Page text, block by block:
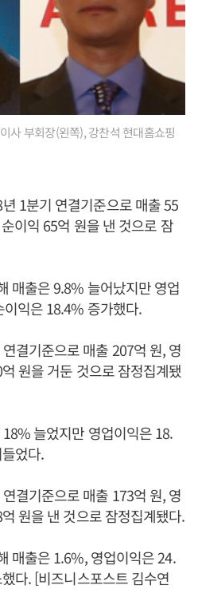
사 부회장(왼쪽), 강찬석 현대홈쇼핑
1분기 연결기준으로 매출 55
이익 65억 원을 낸 것으로 잠
매출은 9.8% 늘어났지만 영업
익은 18.4% 증가했다.
결기준으로 매출 207억 원, 영
원을 거둔 것으로 잠정집계됐
늘었지만 영업이익은 18.
었다.
결기준으로 매출 173억 원, 영
원을 낸 것으로 잠정집계됐다.
매출은 1.6%, 영업이익은 24.
다. [비즈니스포스트 김수연